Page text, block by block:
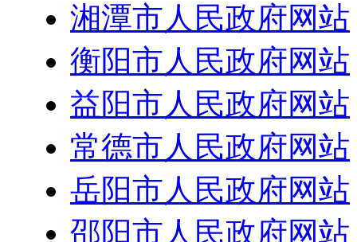
湘潭市人民政府网站
衡阳市人民政府网站
益阳市人民政府网站
常德市人民政府网站
岳阳市人民政府网站
邵阳市人民政府网站